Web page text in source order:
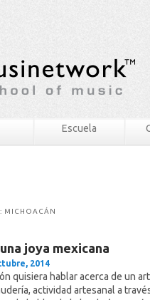
Escuela
MICHOACÁN
joya mexicana
2014
quisiera hablar acerca de un
actividad artesanal a